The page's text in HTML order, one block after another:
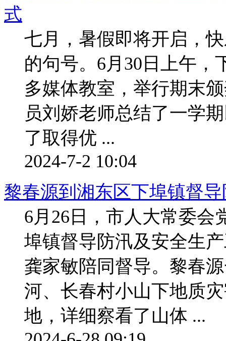
式
七月，暑假即将开启，
的句号。6月30日上午，
多媒体教室，举行期末
员刘娇老师总结了一学
了取得优 ...
2024-7-2 10:04
黎春源到湘东区下埠镇督
6月26日，市人大常委会
埠镇督导防汛及安全生
龚家敏陪同督导。黎春
河、长春村小山下地质
地，详细察看了山体 ...